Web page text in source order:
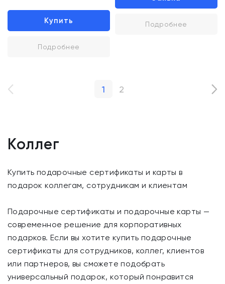
Купить
Подробнее
Подробнее
1 2
Коллег
Купить подарочные сертификаты и карты в
подарок коллегам, сотрудникам и клиентам
Подарочные сертификаты и подарочные карты —
современное решение для корпоративных
подарков. Если вы хотите купить подарочные
сертификаты для сотрудников, коллег, клиентов
или партнеров, вы сможете подобрать
универсальный подарок, который понравится